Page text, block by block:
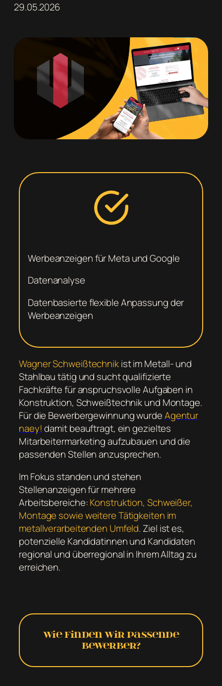
29.05.2026
Werbeanzeigen für Meta und Google
Datenanalyse
Datenbasierte flexible Anpassung der
Werbeanzeigen
Wagner Schweißtechnikist im Metall- und
Stahlbau tätig und sucht qualifizierte
Fachkräfte für anspruchsvolle Aufgaben in
Konstruktion, Schweißtechnik und Montage.
Für die Bewerbergewinnung wurdeAgentur
naey!damit beauftragt, ein gezieltes
Mitarbeitermarketing aufzubauen und die
passenden Stellen anzusprechen.
Im Fokus standen und stehen
Stellenanzeigen für mehrere
Arbeitsbereiche:Konstruktion, Schweißer,
Montage sowie weitere Tätigkeiten im
metallverarbeitenden Umfeld. Ziel ist es,
potenzielle Kandidatinnen und Kandidaten
regional und überregional in Ihrem Alltag zu
erreichen.
Wie finden wir passende
Bewerber?